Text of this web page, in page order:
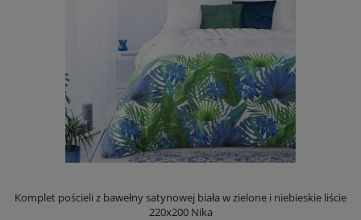
Komplet pościeli z bawełny satynowej biała w zielone i niebieskie liście
220x200 Nika